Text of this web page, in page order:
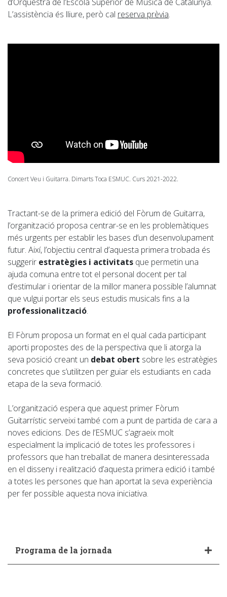
L’assistència és lliure, però cal reserva prèvia.
Concert Veu i Guitarra. Dimarts Toca ESMUC. Curs 2021-2022.
Tractant-se de la primera edició del Fòrum de Guitarra,
l’organització proposa centrar-se en les problemàtiques
més urgents per establir les bases d’un desenvolupament
futur. Així, l’objectiu central d’aquesta primera trobada és
suggerir estratègies i activitats que permetin una
ajuda comuna entre tot el personal docent per tal
d’estimular i orientar de la millor manera possible l’alumnat
que vulgui portar els seus estudis musicals fins a la
professionalització.
El Fòrum proposa un format en el qual cada participant
aporti propostes des de la perspectiva que li atorga la
seva posició creant un debat obert sobre les estratègies
concretes que s’utilitzen per guiar els estudiants en cada
etapa de la seva formació.
L’organització espera que aquest primer Fòrum
Guitarrístic serveixi també com a punt de partida de cara a
noves edicions. Des de l’ESMUC s’agraeix molt
especialment la implicació de totes les professores i
professors que han treballat de manera desinteressada
en el disseny i realització d’aquesta primera edició i també
a totes les persones que han aportat la seva experiència
per fer possible aquesta nova iniciativa.
Programa de la jornada